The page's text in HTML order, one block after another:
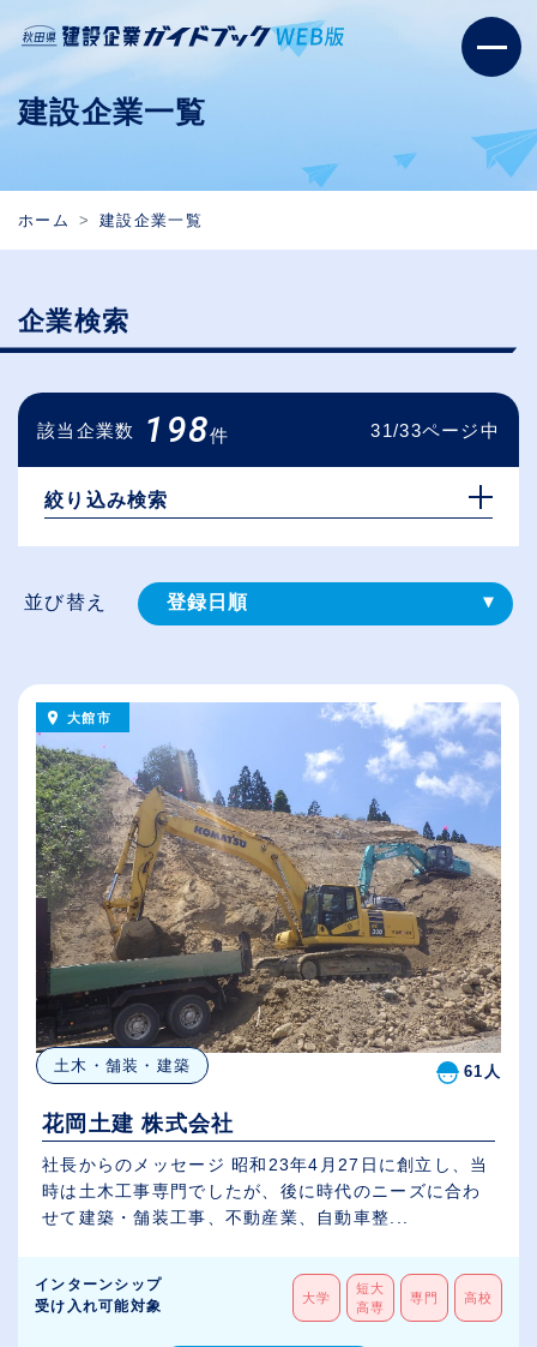
建設企業一覧
ホーム 建設企業一覧
企業検索
該当企業数 198件 31/33ページ中
絞り込み検索
並び替え 登録⽇順
（⾼卒の給与を基準）
従業員が多い順
休日数が多い順
大館市
土木・舗装・建築 61人
花岡土建 株式会社
社長からのメッセージ 昭和23年4月27日に創立し、当
時は土木工事専門でしたが、後に時代のニーズに合わ
せて建築・舗装工事、不動産業、自動車整...
インターンシップ
受け入れ可能対象
大学
短大
高専
専門 高校